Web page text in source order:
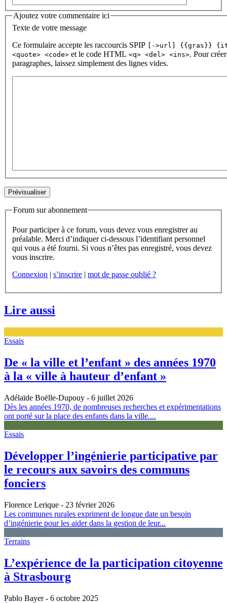
Ajoutez votre commentaire ici
Texte de votre message
Ce formulaire accepte les raccourcis SPIP
[->url] {{gras}}
<quote> <code> et le code HTML <q> <del> <ins>. Pour
paragraphes, laissez simplement des lignes vides.
Forum sur abonnement
Pour participer à ce forum, vous devez vous enregistrer au
préalable. Merci d’indiquer ci-dessous l’identifiant personnel
qui vous a été fourni. Si vous n’êtes pas enregistré, vous devez
vous inscrire.
Connexion | s’inscrire | mot de passe oublié ?
Lire aussi
Essais
De « la ville et l’enfant » des années 1970
à la « ville à hauteur d’enfant »
Adélaïde Boëlle-Dupouy - 6 juillet 2026
Dès les années 1970, de nombreuses recherches et expérimentations
ont porté sur la place des enfants dans la ville....
Essais
Développer l’ingénierie participative par
le recours aux savoirs des communs
fonciers
Florence Lerique - 23 février 2026
Les communes rurales expriment de longue date un besoin
d’ingénierie pour les aider dans la gestion de leur...
Terrains
L’expérience de la participation citoyenne
à Strasbourg
Pablo Bayer- 6 octobre 2025